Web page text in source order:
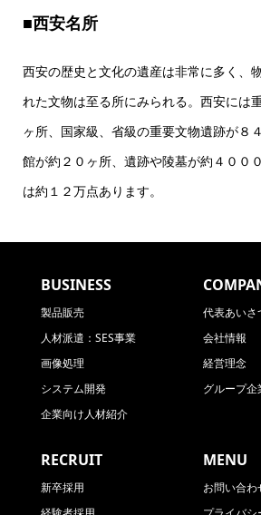
■西安名所
西安の歴史と文化の遺産は非常に多く、
れた文物は至る所にみられる。西安には
ヶ所、国家級、省級の重要文物遺跡が８
館が約２０ヶ所、遺跡や陵墓が約４００
は約１２万点あります。
BUSINESS
製品販売
人材派遣：SES事業
画像処理
システム開発
企業向け人材紹介
代表あいさ
会社情報
経営理念
グループ企
RECRUIT
新卒採用
MENU
お問い合わ